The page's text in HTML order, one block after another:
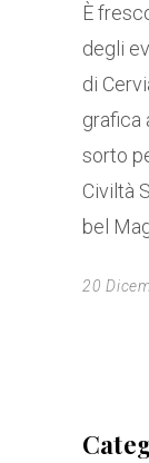
È
degli
di
grafica
sorto
Civiltà
bel
20